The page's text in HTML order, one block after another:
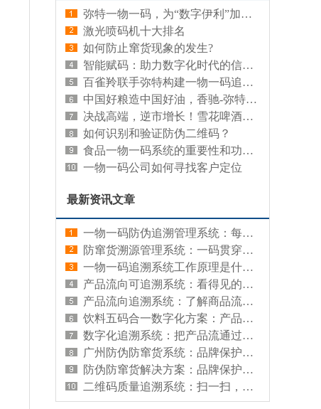
弥特一物一码，为“数字伊利”加码发力
激光喷码机十大排名
如何防止窜货现象的发生?
智能赋码：助力数字化时代的信息管理创新
百雀羚联手弥特构建一物一码追溯，科技赋能化妆品业品质如金发展
中国好粮造中国好油，香驰-弥特定制食用油追溯高能玩法！
决战高端，逆市增长！雪花啤酒数字化转型成果显著
如何识别和验证防伪二维码？
食品一物一码系统的重要性和功能优势
一物一码公司如何寻找客户定位
最新资讯文章
一物一码防伪追溯管理系统：每件产品都有专属数字身份证，真伪可验、来源可查
防窜货溯源管理系统：一码贯穿全程，从源头管住流向
一物一码追溯系统工作原理是什么：单品级信息管理的基础逻辑
产品流向可追溯系统：看得见的渠道流通记录
产品流向追溯系统：了解商品流通路径的实用工具
饮料五码合一数字化方案：产品全链路管理的实用工具
数字化追溯系统：把产品流通过程变成可查的数据记录
广州防伪防窜货系统：品牌保护与渠道管控的本地化方案
防伪防窜货解决方案：品牌保护与渠道管控一体化
二维码质量追溯系统：扫一扫，看清每件产品的品质档案